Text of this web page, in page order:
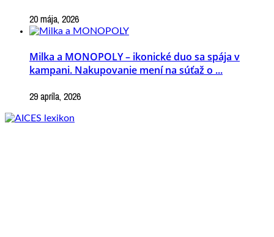
20 mája, 2026
Milka a MONOPOLY – ikonické duo sa spája v
kampani. Nakupovanie mení na súťaž o ...
29 apríla, 2026